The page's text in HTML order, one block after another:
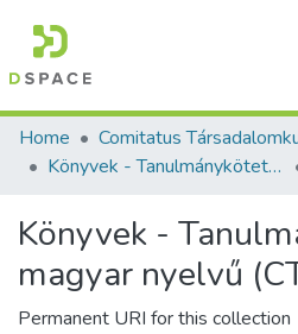
Communities &
All of
Home
Könyvek - Tanulmánykötetek - magyar nyelvű (CTE)
Könyvek -
magyar nyelvű
Permanent URI for this collection